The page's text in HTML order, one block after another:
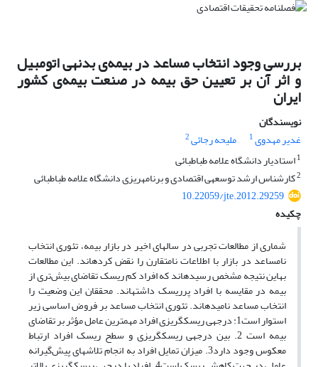
بررسی وجود انتخاب مساعد در بیمه‌‎ی بدنه‎ی اتومبیل
و اثر آن بر تعیین حق‌ بیمه در صنعت بیمه‌‎ی کشور
ایران
نویسندگان
غدیر مهدوی1 ملیحه رجائی2
1استادیار دانشگاه علامه طباطبائی
2کارشناس ارشد توسعه‎ی اقتصادی و برنامه‎ریزی دانشگاه علامه طباطبائی
10.22059/jte.2012.29259
چکیده
شماری از مطالعات تجربی در سال‎های اخیر در بازار بیمه، تئوری انتخاب
نامساعد در بازار با اطلاعات نامتقارن را نقض کرده‎اند. این مطالعات
به‎این نتیجه مشخص رسیده‎اند که افراد کم ریسک تقاضای بیش‌تری از
بیمه در مقایسه با افراد پرریسک داشته‎اند. محققان این وضعیت را
انتخاب مساعد نامیده‎اند. تئوری انتخاب مساعد بر فروض اساسی زیر
استوار است1: درجه‎ی ریسک‎گریزی افراد مهم‎ترین عامل مؤثر بر تقاضای
بیمه است 2. بین درجه‎ی ریسک‎گریزی و سطح ریسک افراد ارتباط
معکوس وجود دارد3. میزان تمایل افراد به انجام تلاش‎های پیش‌گیرانه